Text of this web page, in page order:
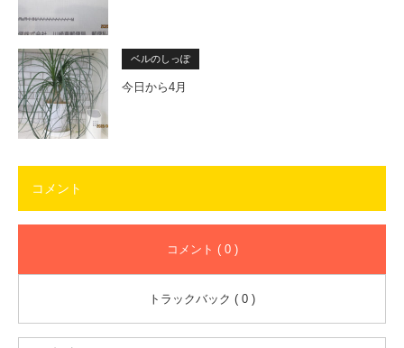
ベルのしっぽ
今日から4月
コメント
コメント ( 0 )
トラックバック ( 0 )